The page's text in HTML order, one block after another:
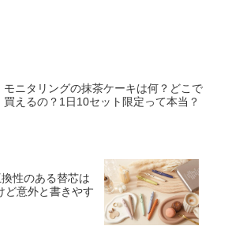
モニタリングの抹茶ケーキは何？どこで
買えるの？1日10セット限定って本当？
性のある替芯は
ど意外と書きやす